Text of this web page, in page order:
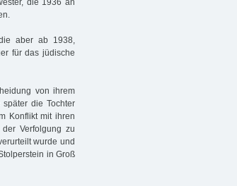
aber ab 1938,
für das jüdische
von ihrem
die Tochter
Konflikt mit ihren
Verfolgung zu
wurde und
in Groß